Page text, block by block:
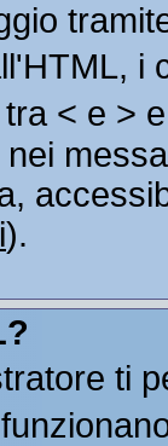
i
< e >
).
ti